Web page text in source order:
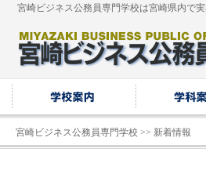
宮崎ビジネス公務員専門学校は宮崎県内で
宮崎ビジネス公務員専門学校 >> 新着情報